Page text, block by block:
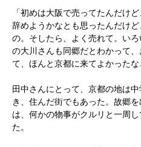
「初めは大阪で売ってたんだけ
辞めようかなとも思ったんだけ
の。そしたら、よく売れて。い
の大川さんも同郷だとわかって
て、ほんと京都に来てよかったな
田中さんにとって、京都の地は
き、住んだ街でもあった。故郷
は、何かの物事がクルリと一周
た。